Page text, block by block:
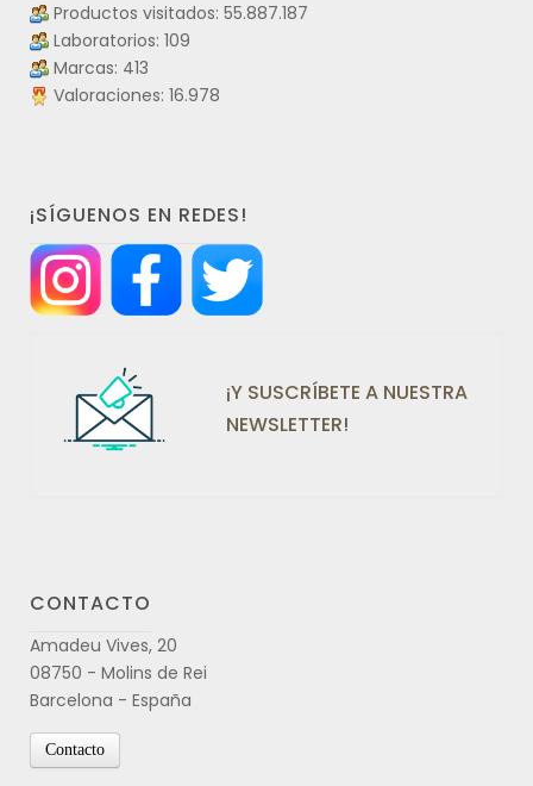
Productos visitados: 55.887.187
Laboratorios: 109
Marcas: 413
Valoraciones: 16.978
¡SÍGUENOS EN REDES!
¡Y SUSCRÍBETE A NUESTRA
NEWSLETTER!
CONTACTO
Amadeu Vives, 20
08750 - Molins de Rei
Barcelona - España
Contacto